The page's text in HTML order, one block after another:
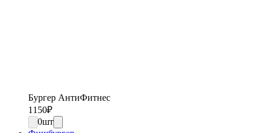
Бургер АнтиФитнес
1150₽
0шт